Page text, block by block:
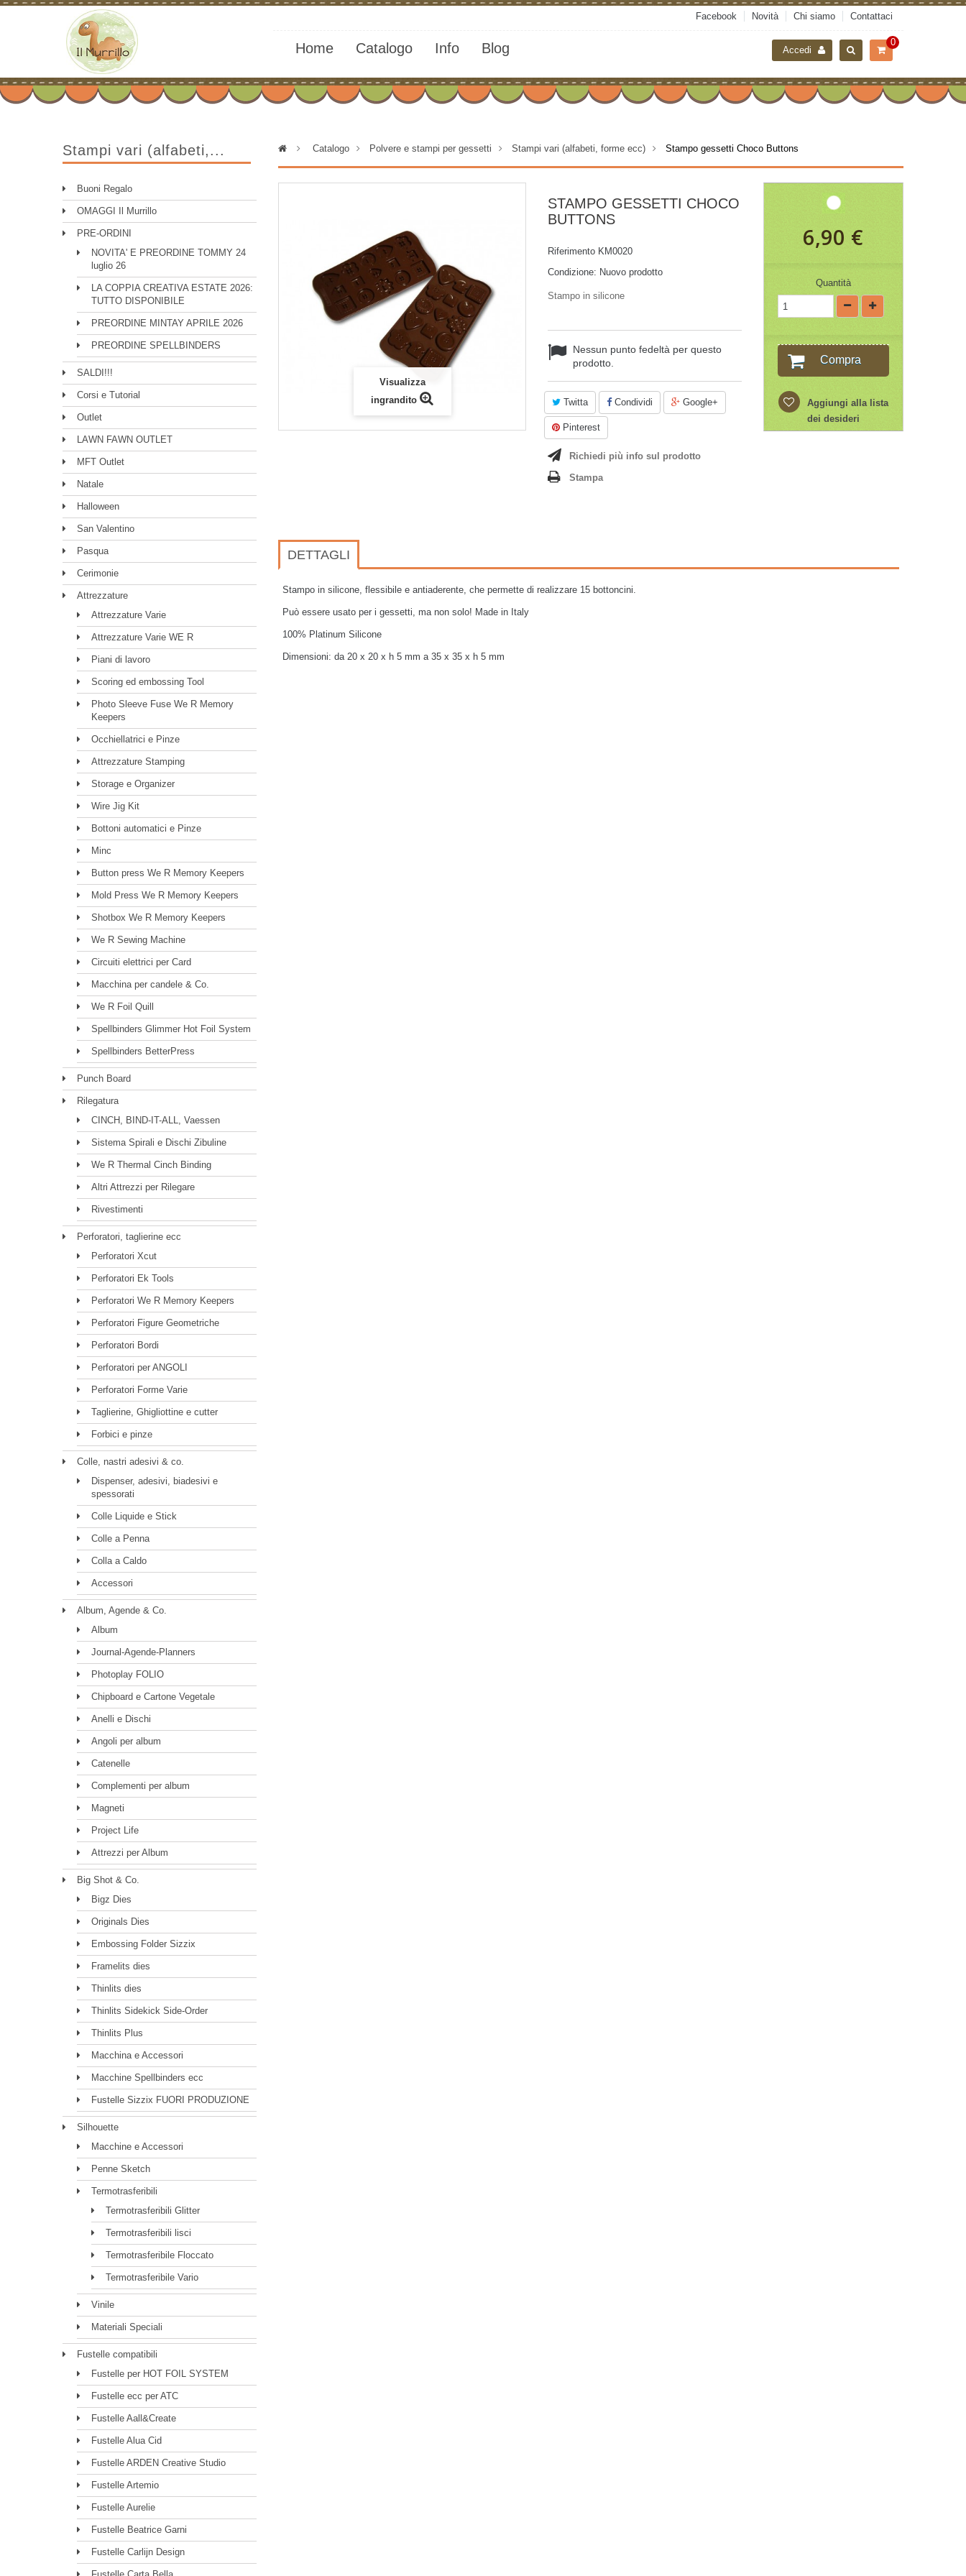
Facebook Novità Chi siamo Contattaci
0
Home Catalogo Info Blog Accedi
Stampi vari (alfabeti,...
Buoni Regalo
OMAGGI Il Murrillo
PRE-ORDINI
NOVITA' E PREORDINE TOMMY 24
luglio 26
LA COPPIA CREATIVA ESTATE 2026:
TUTTO DISPONIBILE
PREORDINE MINTAY APRILE 2026
PREORDINE SPELLBINDERS
SALDI!!!
Corsi e Tutorial
Outlet
LAWN FAWN OUTLET
MFT Outlet
Natale
Halloween
San Valentino
Pasqua
Cerimonie
Attrezzature
Attrezzature Varie
Attrezzature Varie WE R
Piani di lavoro
Scoring ed embossing Tool
Photo Sleeve Fuse We R Memory
Keepers
Occhiellatrici e Pinze
Attrezzature Stamping
Storage e Organizer
Wire Jig Kit
Bottoni automatici e Pinze
Minc
Button press We R Memory Keepers
Mold Press We R Memory Keepers
Shotbox We R Memory Keepers
We R Sewing Machine
Circuiti elettrici per Card
Macchina per candele & Co.
We R Foil Quill
Spellbinders Glimmer Hot Foil System
Spellbinders BetterPress
Punch Board
Rilegatura
CINCH, BIND-IT-ALL, Vaessen
Sistema Spirali e Dischi Zibuline
We R Thermal Cinch Binding
Altri Attrezzi per Rilegare
Rivestimenti
Perforatori, taglierine ecc
Perforatori Xcut
Perforatori Ek Tools
Perforatori We R Memory Keepers
Perforatori Figure Geometriche
Perforatori Bordi
Perforatori per ANGOLI
Perforatori Forme Varie
Taglierine, Ghigliottine e cutter
Forbici e pinze
Colle, nastri adesivi & co.
Dispenser, adesivi, biadesivi e
spessorati
Colle Liquide e Stick
Colle a Penna
Colla a Caldo
Accessori
Album, Agende & Co.
Album
Journal-Agende-Planners
Photoplay FOLIO
Chipboard e Cartone Vegetale
Anelli e Dischi
Angoli per album
Catenelle
Complementi per album
Magneti
Project Life
Attrezzi per Album
Big Shot & Co.
Bigz Dies
Originals Dies
Embossing Folder Sizzix
Framelits dies
Thinlits dies
Thinlits Sidekick Side-Order
Thinlits Plus
Macchina e Accessori
Macchine Spellbinders ecc
Fustelle Sizzix FUORI PRODUZIONE
Silhouette
Macchine e Accessori
Penne Sketch
Termotrasferibili
Termotrasferibili Glitter
Termotrasferibili lisci
Termotrasferibile Floccato
Termotrasferibile Vario
Vinile
Materiali Speciali
Fustelle compatibili
Fustelle per HOT FOIL SYSTEM
Fustelle ecc per ATC
Fustelle Aall&Create
Fustelle Alua Cid
Fustelle ARDEN Creative Studio
Fustelle Artemio
Fustelle Aurelie
Fustelle Beatrice Garni
Fustelle Carlijn Design
> Catalogo > Polvere e stampi per gessetti > Stampi vari (alfabeti, forme ecc) > Stampo gessetti Choco Buttons
Visualizza
ingrandito
STAMPO GESSETTI CHOCO
BUTTONS
Riferimento KM0020
Condizione: Nuovo prodotto
Stampo in silicone
Nessun punto fedeltà per questo
prodotto.
Twitta Condividi Google+
Pinterest
Richiedi più info sul prodotto
Stampa
6,90 €
Quantità
Compra
Aggiungi alla lista
dei desideri
DETTAGLI
Stampo in silicone, flessibile e antiaderente, che permette di realizzare 15 bottoncini.
Può essere usato per i gessetti, ma non solo! Made in Italy
100% Platinum Silicone
Dimensioni: da 20 x 20 x h 5 mm a 35 x 35 x h 5 mm